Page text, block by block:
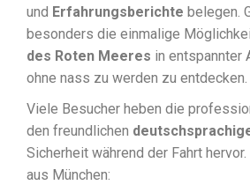
und Erfahrungsberichte belegen.
besonders die einmalige
des Roten Meeres in entspannter
ohne nass zu werden zu entdecken.
Viele Besucher heben die
den freundlichen
Sicherheit während der Fahrt
aus München: